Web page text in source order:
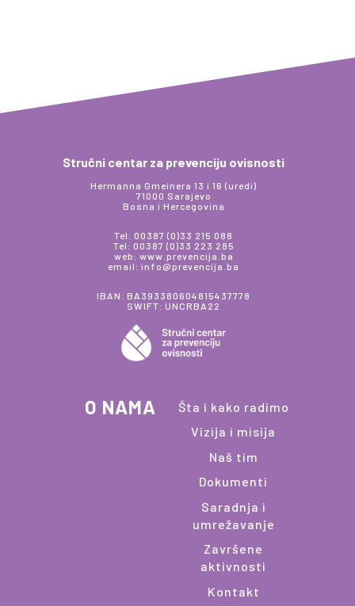
Stručni centar za prevenciju ovisnosti
Hermanna Gmeinera 13 i 16 (uredi)
71000 Sarajevo
Bosna i Hercegovina
Tel: 00387 (0)33 215 088
Tel: 00387 (0)33 223 285
web: www.prevencija.ba
email: info@prevencija.ba
IBAN: BA393380604815437778
SWIFT: UNCRBA22
O NAMA
Šta i kako radimo
Vizija i misija
Naš tim
Dokumenti
Saradnja i
umrežavanje
Završene
aktivnosti
Kontakt